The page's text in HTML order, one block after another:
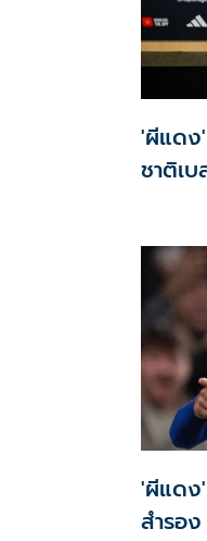
'ผีแดง
ชาติเ
'ผีแดง
สำรอ